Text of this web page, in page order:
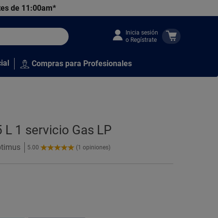
de 11:00am*
Inicia sesión
o Regístrate
Compras para Profesionales
1 servicio Gas LP
5.00
5.00
(1 opiniones)